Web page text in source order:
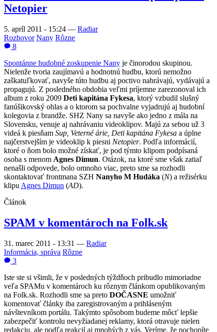
zaškatuľkovať, navyše túto hudbu aj poctivo nahrávajú, vydávajú a
propagujú. Z posledného obdobia veľmi príjemne zarezonoval ich
fanúšikovský ohlas a o ktorom sa pochvalne vyjadrujú aj hudobní
kolegovia z brandže. SHZ Nany sa navyše ako jedno z mála na
Slovensku, venuje aj nahrávaniu videoklipov. Majú za sebou už 3
najčerstvejším je videoklip k piesniNetopier. Podľa informácií,
ktoré o ňom bolo možné získať, je pod týmto klipom podpísaná
osoba s menomAgnes Dimun. Otázok, na ktoré sme však zatiaľ
nenašli odpovede, bolo omnoho viac, preto sme sa rozhodli
skontaktovať frontmana SZHNanyho M Hudáka(N) a režisérku
klipuAgnes Dimun ( AD).
Článok
SPAM v komentároch na Folk.sk
31. marec 2011 - 13:31 — Radiar
Informácia, správa Rôzne
3
Iste ste si všimli, že v posledných týždňoch pribudlo mimoriadne
na Folk.sk. Rozhodli sme sa pretoDOČASNEumožniť
komentovať články iba zaregistrovaným a prihláseným
zabezpečiť kontrolu nevyžiadanej reklamy, ktorá otravuje nielen
redakciu, ale podľa reakcií aj mnohých z vás. Veríme, že pochopíte
tento náš krok ako snahu o ochranu a starostlivosť o slušných
blízkej budúcnosti poriešiť ochranu voči SPAMu tak, aby ste mohli
portál využívať tak, ako doteraz.
Článok
Edo Klena a hostia v Kafe Scherz